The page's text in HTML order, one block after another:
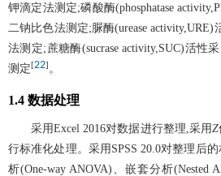
钾滴定法测定;磷酸酶(phosphatase
二钠比色法测定;脲酶(urease
法测定;蔗糖酶(sucrase activity,SUC)活性
测定[22] 。
1.4 数据处理
采用Excel 2016对数据进行整理,采用Z
行标准化处理。采用SPSS 20.0对整理后
析(One-way ANOVA)、嵌套分析(Nested